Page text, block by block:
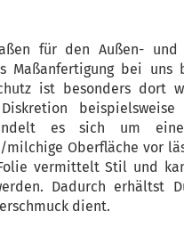
für den Außen- und
Maßanfertigung bei uns
ist besonders dort
es sich um
Oberfläche vor
vermittelt Stil und
Dadurch erhältst
dient.